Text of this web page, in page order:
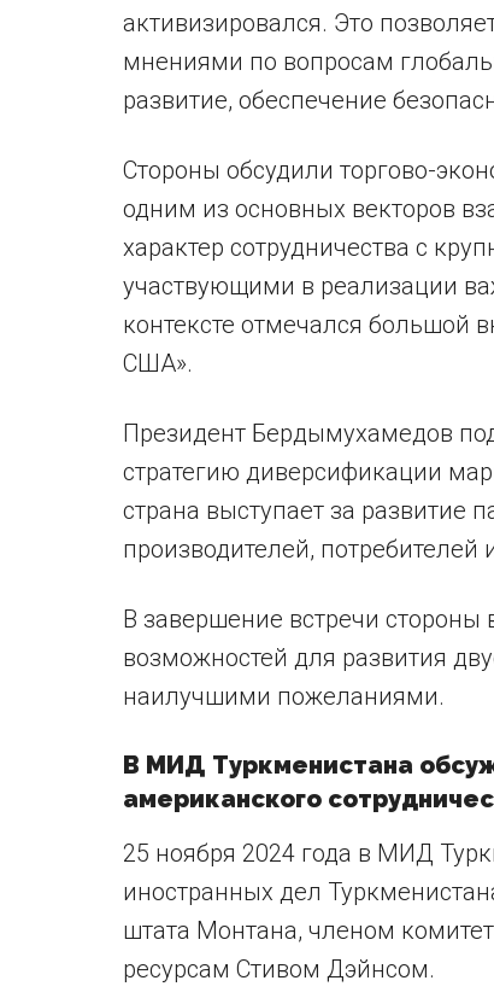
активизировался. Это
мнениями по вопросам
развитие, обеспечение
Стороны обсудили торгово-
одним из основных векторов
характер сотрудничества с
участвующими в реализации
контексте отмечался большой
США».
Президент Бердымухамедов
стратегию диверсификации
страна выступает за развитие
производителей, потребителей
В завершение встречи
возможностей для развития
наилучшими пожеланиями.
В МИД Туркменистана
американского
25 ноября 2024 года в МИД
иностранных дел
штата Монтана, членом
ресурсам Стивом Дэйнсом.